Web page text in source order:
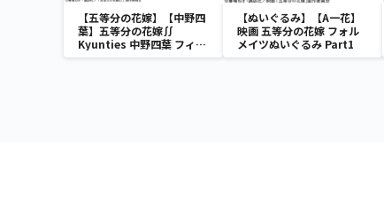
【五等分の花嫁】【中野四
葉】五等分の花嫁∬
Kyunties 中野四葉 フィギ
ュア
【ぬいぐるみ】【A一花】
映画 五等分の花嫁 フォル
メイツぬいぐるみ Part1